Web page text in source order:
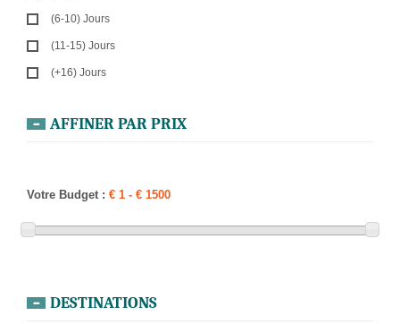
(6-10) Jours
(11-15) Jours
(+16) Jours
AFFINER PAR PRIX
Votre Budget :
DESTINATIONS